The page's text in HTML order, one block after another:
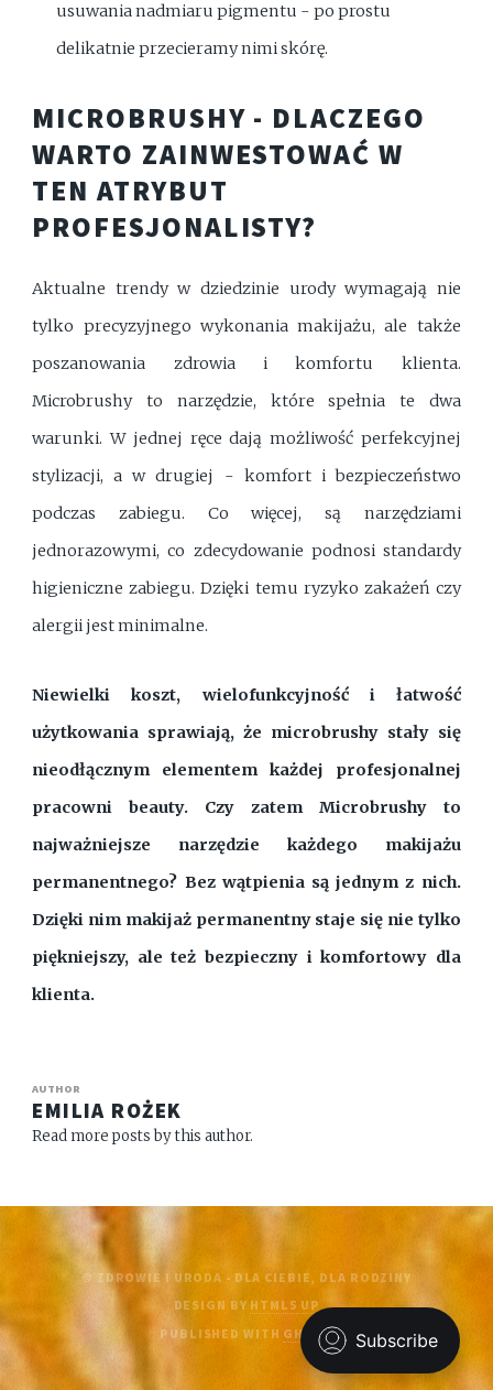
usuwania nadmiaru pigmentu - po prostu
delikatnie przecieramy nimi skórę.
MICROBRUSHY - DLACZEGO
WARTO ZAINWESTOWAĆ W
TEN ATRYBUT
PROFESJONALISTY?
Aktualne trendy w dziedzinie urody wymagają nie
tylko precyzyjnego wykonania makijażu, ale także
poszanowania zdrowia i komfortu klienta.
Microbrushy to narzędzie, które spełnia te dwa
warunki. W jednej ręce dają możliwość perfekcyjnej
stylizacji, a w drugiej - komfort i bezpieczeństwo
podczas zabiegu. Co więcej, są narzędziami
jednorazowymi, co zdecydowanie podnosi standardy
higieniczne zabiegu. Dzięki temu ryzyko zakażeń czy
alergii jest minimalne.
Niewielki koszt, wielofunkcyjność i łatwość
użytkowania sprawiają, że microbrushy stały się
nieodłącznym elementem każdej profesjonalnej
pracowni beauty. Czy zatem Microbrushy to
najważniejsze narzędzie każdego makijażu
permanentnego? Bez wątpienia są jednym z nich.
Dzięki nim makijaż permanentny staje się nie tylko
piękniejszy, ale też bezpieczny i komfortowy dla
klienta.
AUTHOR
EMILIA ROŻEK
Read more posts by this author.
© ZDROWIE I URODA - DLA CIEBIE, DLA RODZINY
DESIGN BY HTML5 UP
PUBLISHED WITH GHOST